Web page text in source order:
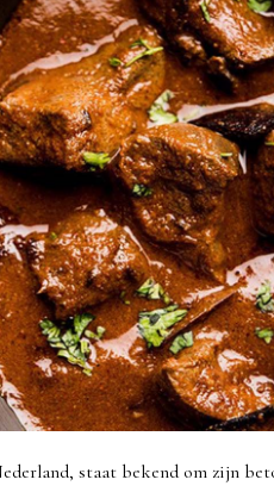
staat bekend om zijn